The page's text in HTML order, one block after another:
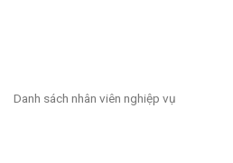
Danh sách nhân viên nghiệp vụ